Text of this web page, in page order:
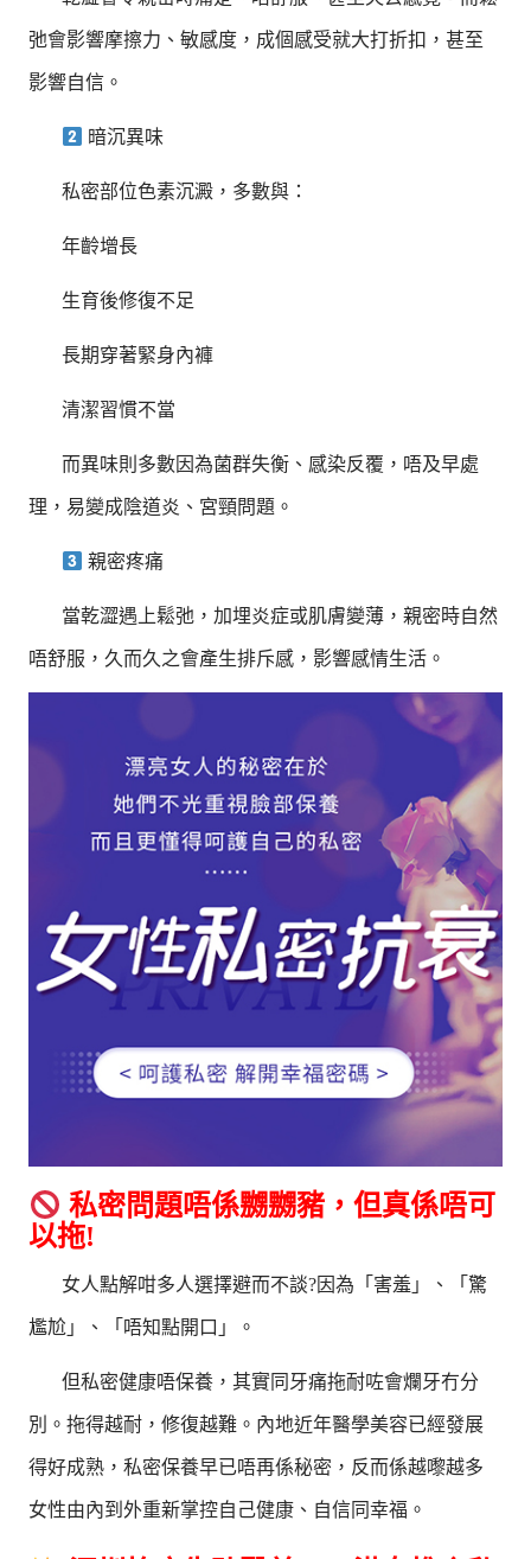
弛會影響摩擦力、敏感度，成個感受就大打折扣，甚至
影響自信。
暗沉異味
私密部位色素沉澱，多數與：
年齡增長
生育後修復不足
長期穿著緊身內褲
清潔習慣不當
而異味則多數因為菌群失衡、感染反覆，唔及早處
理，易變成陰道炎、宮頸問題。
親密疼痛
當乾澀遇上鬆弛，加埋炎症或肌膚變薄，親密時自然
唔舒服，久而久之會產生排斥感，影響感情生活。
私密問題唔係嬲嬲豬，但真係唔可
以拖!
女人點解咁多人選擇避而不談?因為「害羞」、「驚
尷尬」、「唔知點開口」。
但私密健康唔保養，其實同牙痛拖耐咗會爛牙冇分
別。拖得越耐，修復越難。內地近年醫學美容已經發展
得好成熟，私密保養早已唔再係秘密，反而係越嚟越多
女性由內到外重新掌控自己健康、自信同幸福。